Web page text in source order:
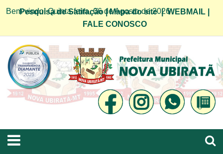
Bem vindo! Quinta-feira, 06 de Agosto de 2026
Pesquisa de Satifação|Mapa do site|WEBMAIL
FALE CONOSCO